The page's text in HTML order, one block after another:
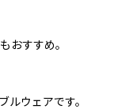
おすすめ。
ルウェアです。